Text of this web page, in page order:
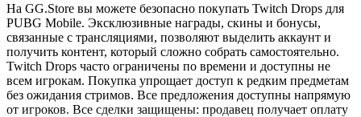
На GG.Store вы можете безопасно покупать Twitch Drops для
PUBG Mobile. Эксклюзивные награды, скины и бонусы,
связанные с трансляциями, позволяют выделить аккаунт и
получить контент, который сложно собрать самостоятельно.
Twitch Drops часто ограничены по времени и доступны не
всем игрокам. Покупка упрощает доступ к редким предметам
без ожидания стримов. Все предложения доступны напрямую
от игроков. Все сделки защищены: продавец получает оплату